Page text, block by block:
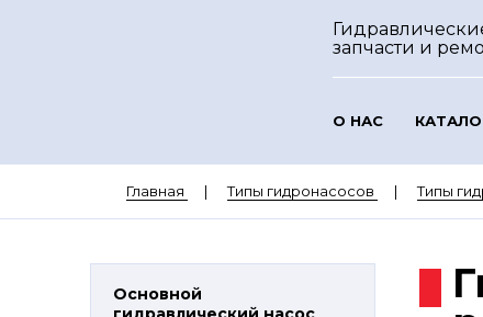
запчасти и
О НАС
Главная Типы гидронасосов Типы
Основной